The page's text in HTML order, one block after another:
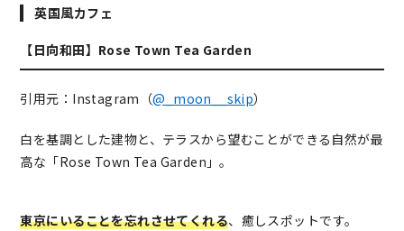
英国風カフェ
【日向和田】Rose Town Tea Garden
引用元：Instagram（@_moon__skip）
白を基調とした建物と、テラスから望むことができる自然が最
高な「Rose Town Tea Garden」。
東京にいることを忘れさせてくれる、癒しスポットです。